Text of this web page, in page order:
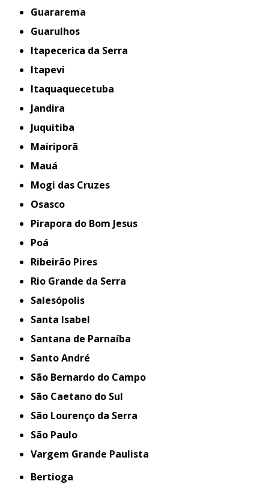
Guararema
Guarulhos
Itapecerica da Serra
Itapevi
Itaquaquecetuba
Jandira
Juquitiba
Mairiporã
Mauá
Mogi das Cruzes
Osasco
Pirapora do Bom Jesus
Poá
Ribeirão Pires
Rio Grande da Serra
Salesópolis
Santa Isabel
Santana de Parnaíba
Santo André
São Bernardo do Campo
São Caetano do Sul
São Lourenço da Serra
São Paulo
Vargem Grande Paulista
Bertioga